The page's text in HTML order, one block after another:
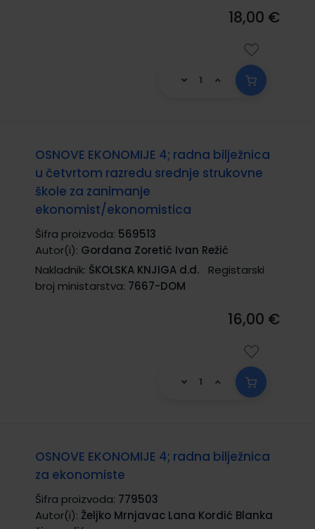
18,00 €
OSNOVE EKONOMIJE 4; radna bilježnica
u četvrtom razredu srednje strukovne
škole za zanimanje
ekonomist/ekonomistica
Šifra proizvoda: 569513
Autor(i): Gordana Zoretić Ivan Režić
Nakladnik: ŠKOLSKA KNJIGA d.d.
Registarski
broj ministarstva: 7667-DOM
16,00 €
OSNOVE EKONOMIJE 4; radna bilježnica
za ekonomiste
Šifra proizvoda: 779503
Autor(i): Željko Mrnjavac Lana Kordić Blanka